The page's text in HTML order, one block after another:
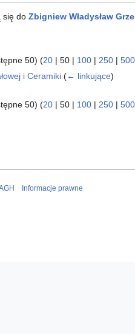
się do Zbigniew Władysław
50) (20 | 50 | 100 | 250 | 500
i Ceramiki (← linkujące)
50) (20 | 50 | 100 | 250 | 500
Informacje prawne